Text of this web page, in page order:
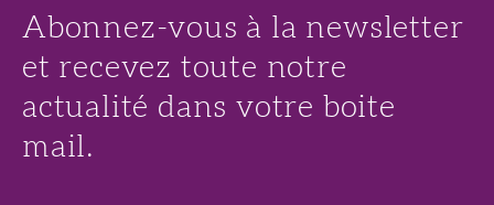
Abonnez-vous à la newsletter
et recevez toute notre
actualité dans votre boite
mail.